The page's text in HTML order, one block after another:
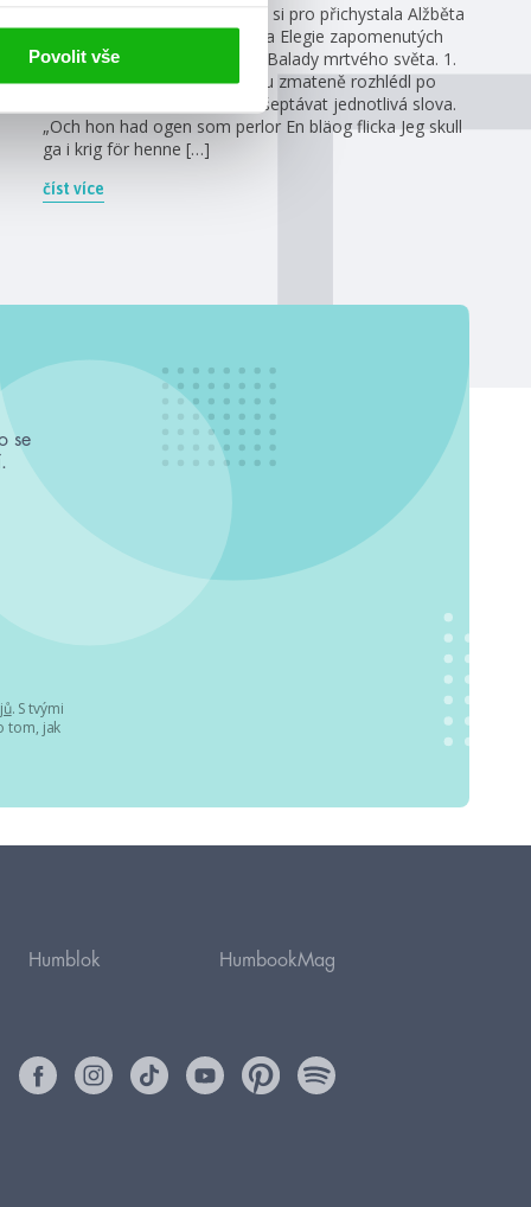
Povolit vše
Dnešní díl #autorskéinspirace si pro přichystala Alžběta
Bílková, které na podzim vyšla Elegie zapomenutých
bohů – druhý a závěrečný díl Balady mrtvého světa. 1.
ukázka (str. 135) Kai se trochu zmateně rozhlédl po
ostatních, Sindri mu začal našeptávat jednotlivá slova.
„Och hon had ogen som perlor En bläog flicka Jeg skull
ga i krig för henne […]
číst více
se
. S tvými
tom, jak
Humblok HumbookMag